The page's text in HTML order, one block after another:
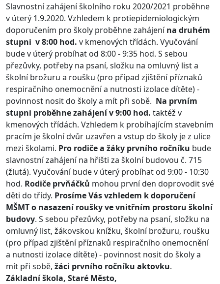
Slavnostní zahájení školního roku 2020/2021 proběhne
v úterý 1.9.2020. Vzhledem k protiepidemiologickým
doporučením pro školy proběhne zahájenína druhém
stupni v 8:00 hod. v kmenových třídách. Vyučování
bude v úterý probíhat od 8:00 - 9:35 hod. S sebou
přezůvky, potřeby na psaní, složku na omluvný list a
školní brožuru a roušku (pro případ zjištění příznaků
respiračního onemocnění a nutnosti izolace dítěte) -
povinnost nosit do školy a mít při sobě. Na prvním
stupni proběhne zahájení v 9:00 hod. taktéž v
kmenových třídách. Vzhledem k probíhajícím stavebním
pracím je školní dvůr uzavřen a vstup do školy je z ulice
mezi školami. Pro rodiče a žáky prvního ročníku bude
slavnostní zahájení na hřišti za školní budovou č. 715
(žlutá). Vyučování bude v úterý probíhat od 9:00 - 10:30
hod. Rodiče prvňáčků mohou první den doprovodit své
děti do třídy. Prosíme Vás vzhledem k doporučení
MŠMT o nasazení roušky ve vnitřním prostoru školní
budovy. S sebou přezůvky, potřeby na psaní, složku na
omluvný list, žákovskou knížku, školní brožuru, roušku
(pro případ zjištění příznaků respiračního onemocnění
a nutnosti izolace dítěte) - povinnost nosit do školy a
mít při sobě, žáci prvního ročníku aktovku.
Základní škola, Staré Město,